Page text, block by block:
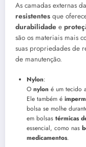
As camadas externas da
resistentes que
durabilidade e
são os materiais mais
suas propriedades de
de manutenção.
Nylon:
O nylon é um tecido
Ele também é
bolsa se molhe
em bolsas térmicas
essencial, como nas
medicamentos.